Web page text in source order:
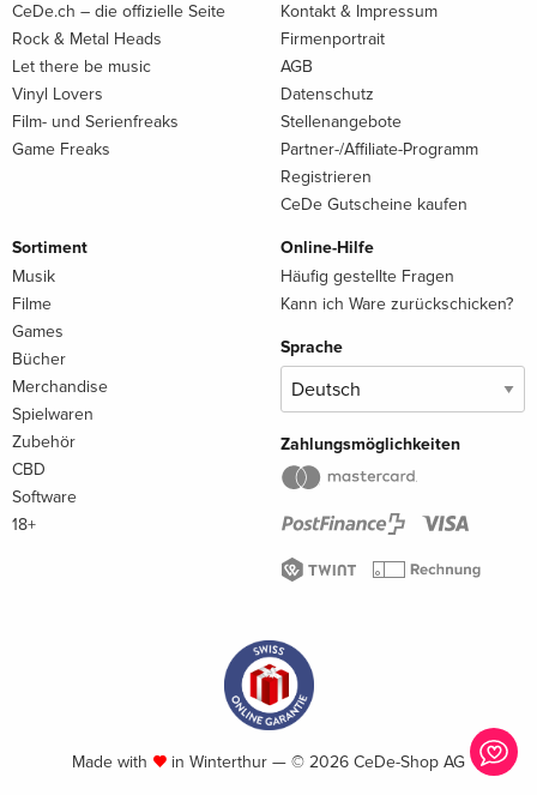
CeDe.ch – die offizielle Seite
Rock & Metal Heads
Let there be music
Vinyl Lovers
Film- und Serienfreaks
Game Freaks
Kontakt & Impressum
Firmenportrait
AGB
Datenschutz
Stellenangebote
Partner-/Affiliate-Programm
Registrieren
CeDe Gutscheine kaufen
Sortiment
Musik
Filme
Games
Bücher
Merchandise
Spielwaren
Zubehör
CBD
Software
18+
Online-Hilfe
Häufig gestellte Fragen
Kann ich Ware zurückschicken?
Sprache
Zahlungsmöglichkeiten
Made with in Winterthur — © 2026 CeDe-Shop AG